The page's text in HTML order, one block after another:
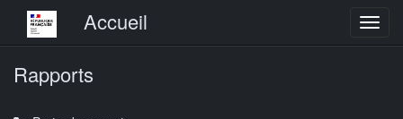
Menu principalAccueil
Rapports